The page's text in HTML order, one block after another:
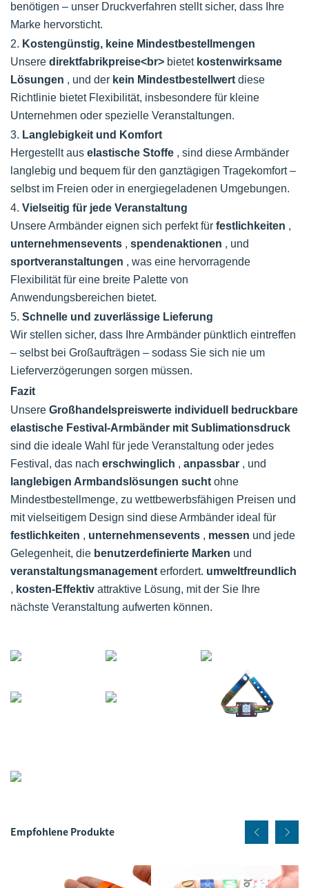
benötigen – unser Druckverfahren stellt sicher, dass Ihre
Marke hervorsticht.
2. Kostengünstig, keine Mindestbestellmengen
Unsere direktfabrikpreise<br> bietet kostenwirksame
Lösungen , und der kein Mindestbestellwert diese
Richtlinie bietet Flexibilität, insbesondere für kleine
Unternehmen oder spezielle Veranstaltungen.
3. Langlebigkeit und Komfort
Hergestellt aus elastische Stoffe , sind diese Armbänder
langlebig und bequem für den ganztägigen Tragekomfort –
selbst im Freien oder in energiegeladenen Umgebungen.
4. Vielseitig für jede Veranstaltung
Unsere Armbänder eignen sich perfekt für festlichkeiten ,
unternehmensevents , spendenaktionen , und
sportveranstaltungen , was eine hervorragende
Flexibilität für eine breite Palette von
Anwendungsbereichen bietet.
5. Schnelle und zuverlässige Lieferung
Wir stellen sicher, dass Ihre Armbänder pünktlich eintreffen
– selbst bei Großaufträgen – sodass Sie sich nie um
Lieferverzögerungen sorgen müssen.
Fazit
Unsere Großhandelspreiswerte individuell bedruckbare
elastische Festival-Armbänder mit Sublimationsdruck
sind die ideale Wahl für jede Veranstaltung oder jedes
Festival, das nach erschwinglich , anpassbar , und
langlebigen Armbandslösungen sucht ohne
Mindestbestellmenge, zu wettbewerbsfähigen Preisen und
mit vielseitigem Design sind diese Armbänder ideal für
festlichkeiten , unternehmensevents , messen und jede
Gelegenheit, die benutzerdefinierte Marken und
veranstaltungsmanagement erfordert. umweltfreundlich
, kosten-Effektiv attraktive Lösung, mit der Sie Ihre
nächste Veranstaltung aufwerten können.
Empfohlene Produkte